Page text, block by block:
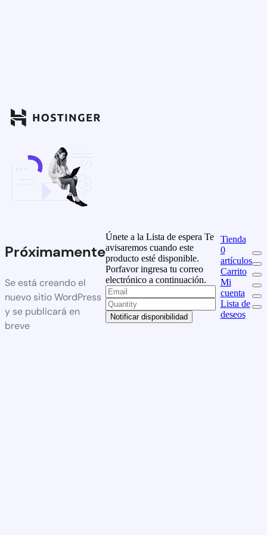
Próximamente
Se está creando el
nuevo sitio WordPress
y se publicará en
breve
Únete a la Lista de espera Te
avisaremos cuando este
producto esté disponible.
Porfavor ingresa tu correo
electrónico a continuación.
Notificar disponibilidad
Tienda
0
artículos
Carrito
Mi
cuenta
Lista de
deseos